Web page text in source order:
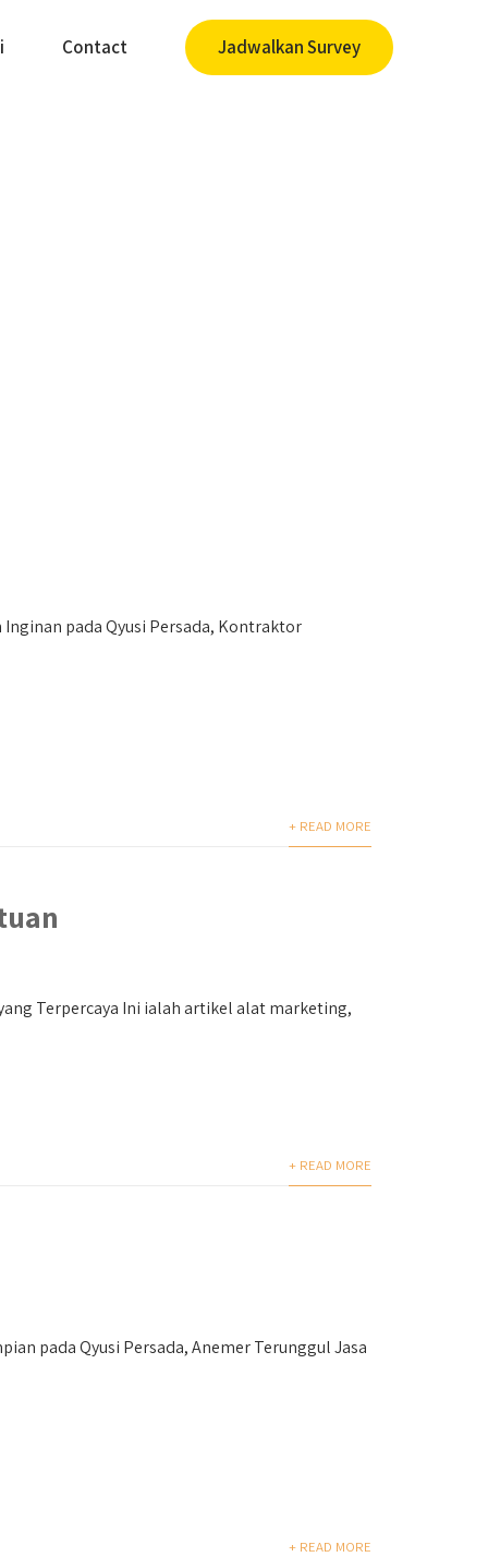
Contact Jadwalkan Survey
pada Qyusi Persada, Kontraktor
+ READ MORE
Terpercaya Ini ialah artikel alat marketing,
+ READ MORE
pada Qyusi Persada, Anemer Terunggul Jasa
+ READ MORE